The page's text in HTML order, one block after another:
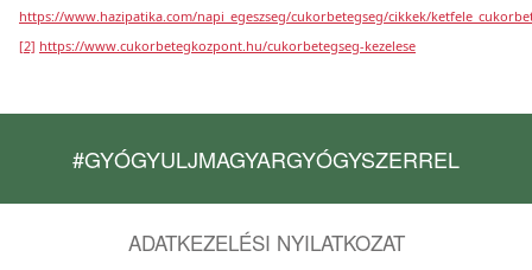
https://www.hazipatika.com/napi_egeszseg/cukorbetegseg/cikkek/
[2] https://www.cukorbetegkozpont.hu/cukorbetegseg-kezelese
#GYÓGYULJMAGYARGYÓGYSZERREL
ADATKEZELÉSI NYILATKOZAT